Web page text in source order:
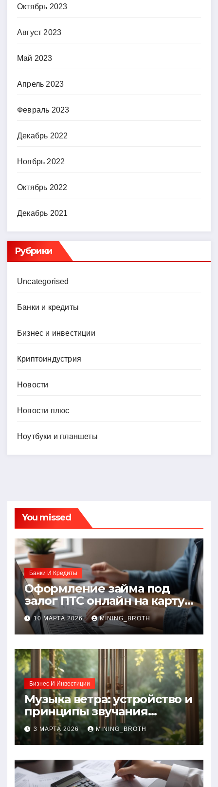
Октябрь 2023
Август 2023
Май 2023
Апрель 2023
Февраль 2023
Декабрь 2022
Ноябрь 2022
Октябрь 2022
Декабрь 2021
Рубрики
Uncategorised
Банки и кредиты
Бизнес и инвестиции
Криптоиндустрия
Новости
Новости плюс
Ноутбуки и планшеты
You missed
Банки И Кредиты
Оформление займа под
залог ПТС онлайн на карту
без визита в офис: порядок,
требования и документы
10 МАРТА 2026 MINING_BROTH
Бизнес И Инвестиции
Музыка ветра: устройство и
принципы звучания
колокольчиков
3 МАРТА 2026 MINING_BROTH